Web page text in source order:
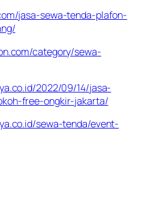
jasa-sewa-tenda-plafon-
category/sewa-
2022/09/14/jasa-
free-ongkir-jakarta/
sewa-tenda/event-